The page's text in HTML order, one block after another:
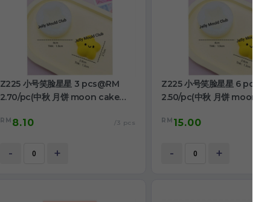
Z225 小号笑脸星星 3 pcs@RM
2.70/pc(中秋 月饼 moon cake
RM 8.10 /3 pcs
- +
Z225 小号笑脸星星 6 pcs@RM
2.50/pc(中秋 月饼 moon cake
RM 15.00
- +